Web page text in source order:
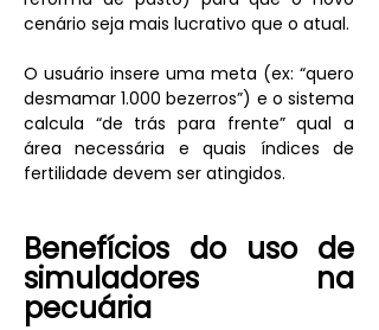
cenário seja mais lucrativo que o atual.
O usuário insere uma meta (ex: “quero
desmamar 1.000 bezerros”) e o sistema
calcula “de trás para frente” qual a
área necessária e quais índices de
fertilidade devem ser atingidos.
Benefícios do uso de
simuladores na
pecuária